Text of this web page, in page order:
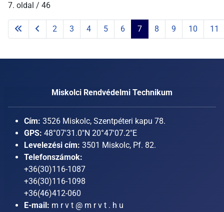
7. oldal / 46
2 3 4 5 6 7 8 9 10 11
Miskolci Rendvédelmi Technikum
Cím: 3526 Miskolc, Szentpéteri kapu 78.
GPS: 48°07'31.0"N 20°47'07.2"E
Levelezési cím: 3501 Miskolc, Pf. 82.
Telefonszámok:
+36(30)116-1087
+36(30)116-1098
+36(46)412-060
E-mail: m r v t @ m r v t . h u